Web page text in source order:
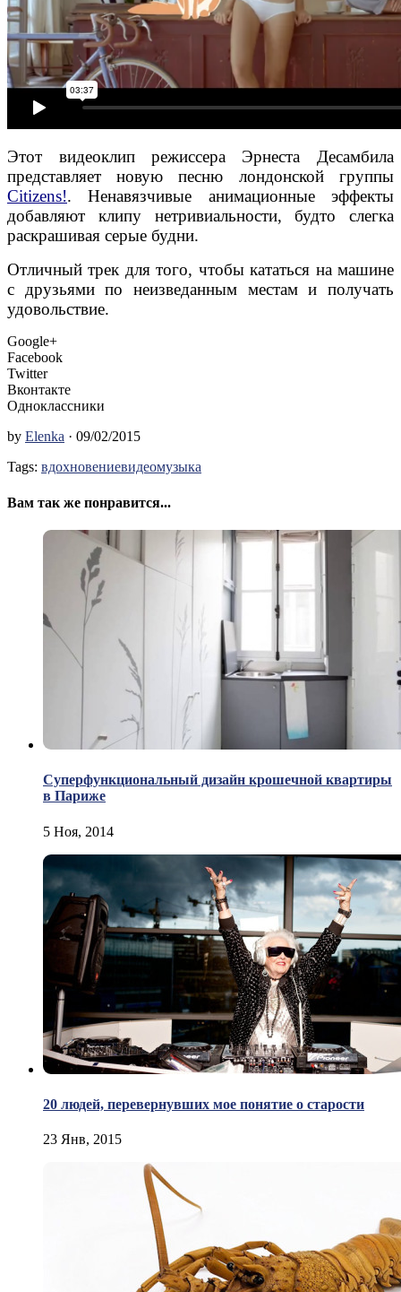
Этот видеоклип
режиссера Эрнеста Десамбила
представляет
новую песню лондонской группы
Citizens!. Ненавязчивые анимационные эффекты
добавляют клипу нетривиальности, будто слегка
раскрашивая серые будни.
Отличный трек для того, чтобы кататься на машине
с друзьями по неизведанным местам и получать
удовольствие.
Google+
Facebook
Twitter
Вконтакте
Одноклассники
by Elenka · 09/02/2015
Tags: вдохновениевидеомузыка
Вам так же понравится...
Суперфункциональный дизайн крошечной квартиры
в Париже
5 Ноя, 2014
20 людей, перевернувших мое понятие о старости
23 Янв, 2015